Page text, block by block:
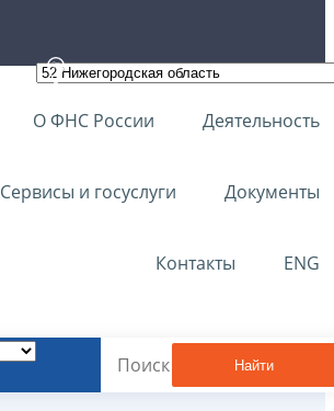
О ФНС России Деятельность
Сервисы и госуслуги Документы
Контакты ENG
Найти